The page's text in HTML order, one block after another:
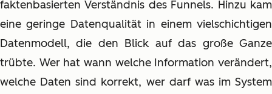
faktenbasierten Verständnis des Funnels. Hinzu kam
eine geringe Datenqualität in einem vielschichtigen
Datenmodell, die den Blick auf das große Ganze
trübte. Wer hat wann welche Information verändert,
welche Daten sind korrekt, wer darf was im System